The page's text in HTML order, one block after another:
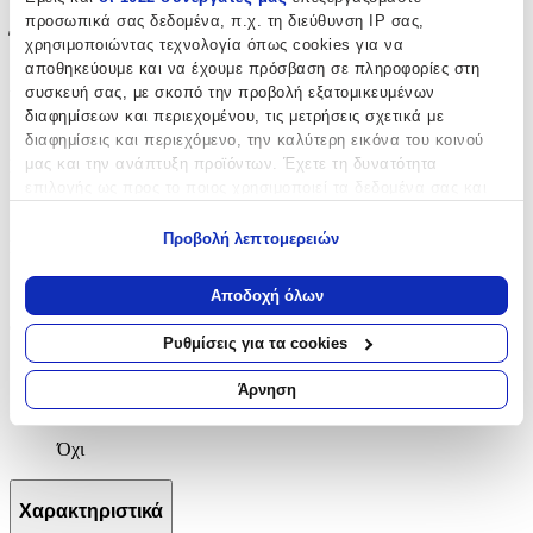
προσωπικά σας δεδομένα, π.χ. τη διεύθυνση IP σας,
χρησιμοποιώντας τεχνολογία όπως cookies για να
αποθηκεύουμε και να έχουμε πρόσβαση σε πληροφορίες στη
συσκευή σας, με σκοπό την προβολή εξατομικευμένων
διαφημίσεων και περιεχομένου, τις μετρήσεις σχετικά με
διαφημίσεις και περιεχόμενο, την καλύτερη εικόνα του κοινού
μας και την ανάπτυξη προϊόντων. Έχετε τη δυνατότητα
Να συλλέξουμε πληροφορίες σχετικά με τη γεωγραφική
σας τοποθεσία, οι οποίες μπορεί να είναι ακριβείς σε
απόσταση μερικών μέτρων
Να αναγνωρίσουμε τη συσκευή σας σαρώνοντας ενεργά
για συγκεκριμένα χαρακτηριστικά (δακτυλικό αποτύπωμα)
Μάθετε περισσότερα σχετικά με τον τρόπο επεξεργασίας των
στηνενότητα “Λεπτομέρειες”
ανακαλέσετε τη συγκατάθεσή σας ανά πάσα στιγμή από τη
Δήλωση Cookies.
Προβολή λεπτομερειών
Αποδοχή όλων
Ρυθμίσεις για τα cookies
Άρνηση
Έξτρα Χαρακτηριστικά
Αφρώδες:
Όχι
Βινυλίου
Όχι
Φωσφοριζέ:
Όχι
3D:
Όχι
Χαρακτηριστικά